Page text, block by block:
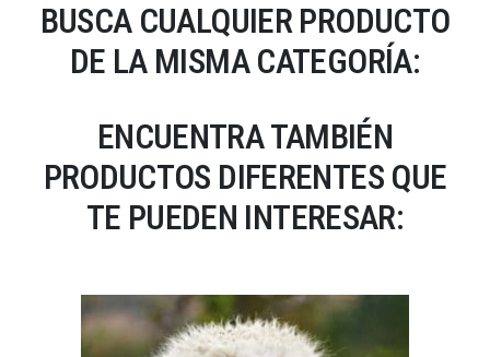
BUSCA CUALQUIER PRODUCTO
DE LA MISMA CATEGORÍA:
ENCUENTRA TAMBIÉN
PRODUCTOS DIFERENTES QUE
TE PUEDEN INTERESAR: